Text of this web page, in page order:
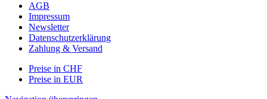
AGB
Impressum
Newsletter
Datenschutzerklärung
Zahlung & Versand
Preise in CHF
Preise in EUR